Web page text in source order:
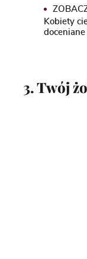
Kobiety
3. Twój